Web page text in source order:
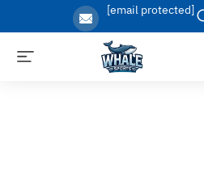
[email protected]